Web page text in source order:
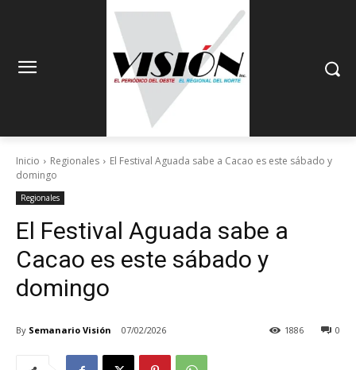
Inicio Regionales
El Festival Aguada sabe a Cacao es este sábado y
domingo
Regionales
El Festival Aguada sabe a
Cacao es este sábado y
domingo
By Semanario Visión 07/02/2026 0
1886